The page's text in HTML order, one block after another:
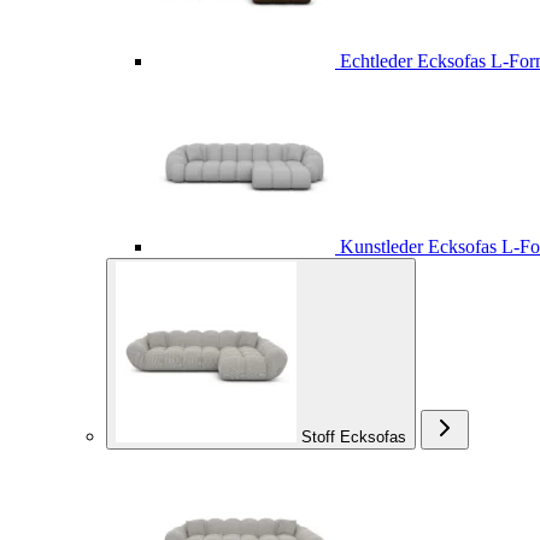
Echtleder Ecksofas L-
Kunstleder Ecksofas L-
Stoff Ecksofas